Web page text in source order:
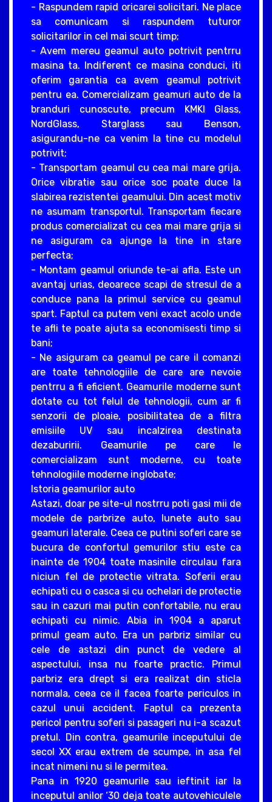
- Raspundem rapid oricarei solicitari. Ne place
sa comunicam si raspundem tuturor
solicitarilor in cel mai scurt timp;
- Avem mereu geamul auto potrivit pentrru
masina ta. Indiferent ce masina conduci, iti
oferim garantia ca avem geamul potrivit
pentru ea. Comercializam geamuri auto de la
branduri cunoscute, precum KMKI Glass,
NordGlass, Starglass sau Benson,
asigurandu-ne ca venim la tine cu modelul
potrivit;
- Transportam geamul cu cea mai mare grija.
Orice vibratie sau orice soc poate duce la
slabirea rezistentei geamului. Din acest motiv
ne asumam transportul. Transportam fiecare
produs comercializat cu cea mai mare grija si
ne asiguram ca ajunge la tine in stare
perfecta;
- Montam geamul oriunde te-ai afla. Este un
avantaj urias, deoarece scapi de stresul de a
conduce pana la primul service cu geamul
spart. Faptul ca putem veni exact acolo unde
te afli te poate ajuta sa economisesti timp si
bani;
- Ne asiguram ca geamul pe care il comanzi
are toate tehnologiile de care are nevoie
pentrru a fi eficient. Geamurile moderne sunt
dotate cu tot felul de tehnologii, cum ar fi
senzorii de ploaie, posibilitatea de a filtra
emisiile UV sau incalzirea destinata
dezaburirii. Geamurile pe care le
comercializam sunt moderne, cu toate
tehnologiile moderne inglobate;
Istoria geamurilor auto
Astazi, doar pe site-ul nostrru poti gasi mii de
modele de parbrize auto, lunete auto sau
geamuri laterale. Ceea ce putini soferi care se
bucura de confortul gemurilor stiu este ca
inainte de 1904 toate masinile circulau fara
niciun fel de protectie vitrata. Soferii erau
echipati cu o casca si cu ochelari de protectie
sau in cazuri mai putin confortabile, nu erau
echipati cu nimic. Abia in 1904 a aparut
primul geam auto. Era un parbriz similar cu
cele de astazi din punct de vedere al
aspectului, insa nu foarte practic. Primul
parbriz era drept si era realizat din sticla
normala, ceea ce il facea foarte periculos in
cazul unui accident. Faptul ca prezenta
pericol pentru soferi si pasageri nu i-a scazut
pretul. Din contra, geamurile inceputului de
secol XX erau extrem de scumpe, in asa fel
incat nimeni nu si le permitea.
Pana in 1920 geamurile sau ieftinit iar la
inceputul anilor ‘30 deja toate autovehiculele